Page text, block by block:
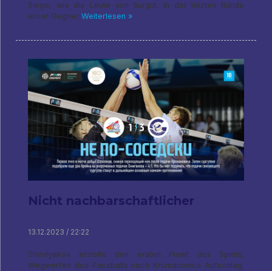
Siege, wie die Leute von Surgut. In der letzten Runde
unser Gegner Weiterlesen »
Nicht nachbarschaftlicher
13.12.2023 / 22:22
Shevlyakov erzielte den ersten Punkt des Spiels,
Wegwerfen des Passballs nach Krsmanovics Aufschlag.